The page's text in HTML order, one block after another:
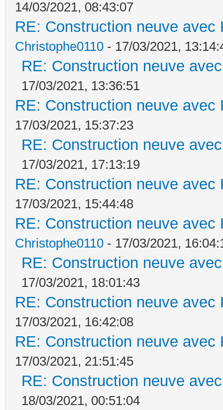
14/03/2021, 08:43:07
RE: Construction neuve avec
Christophe0110 - 17/03/2021,
RE: Construction neuve
17/03/2021, 13:36:51
RE: Construction neuve avec
17/03/2021, 15:37:23
RE: Construction neuve
17/03/2021, 17:13:19
RE: Construction neuve avec
17/03/2021, 15:44:48
RE: Construction neuve avec
Christophe0110 - 17/03/2021,
RE: Construction neuve
17/03/2021, 18:01:43
RE: Construction neuve avec
17/03/2021, 16:42:08
RE: Construction neuve avec
17/03/2021, 21:51:45
RE: Construction neuve
18/03/2021, 00:51:04